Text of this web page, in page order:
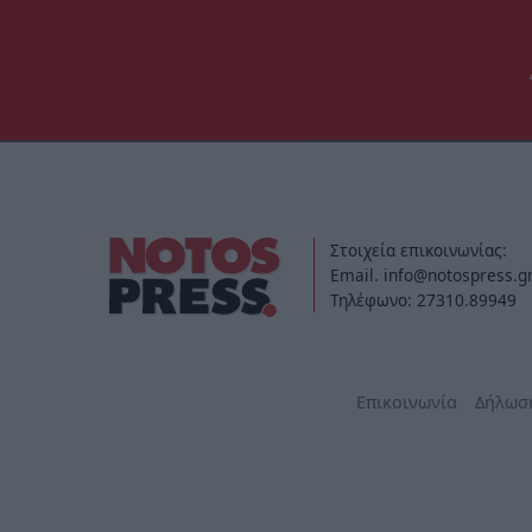
Στοιχεία επικοινωνίας:
Email. info@notospress.gr
Τηλέφωνο: 27310.89949
Επικοινωνία